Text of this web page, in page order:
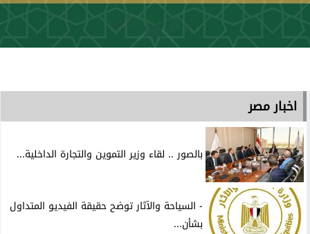
اخبار مصر
بالصور .. لقاء وزير التموين والتجارة الداخلية...
- السياحة والآثار توضح حقيقة الفيديو المتداول
بشأن...